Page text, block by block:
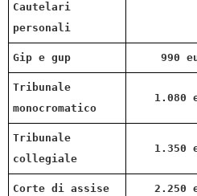
Cautelari
personali
Gip e gup 990
Tribunale
monocromatico
1.080
Tribunale
collegiale
1.350
Corte di assise 2.250